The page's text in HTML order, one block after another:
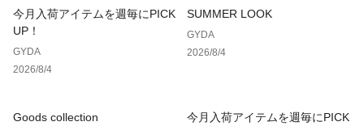
※着用画像はフラッシュの加減で実際の製品と色味等が異なる
場合がございますので、生地のズームアップ画像をご確認くだ
※ご利用の端末画面の設定により実際の商品と色味が異なる場
合がございます。
今月入荷アイテムを週毎にPICK
UP！
GYDA
2026/8/4
SUMMER LOOK
GYDA
2026/8/4
Goods collection
今月入荷アイテムを週毎にPICK